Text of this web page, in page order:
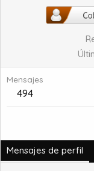
Mensajes
494
Mensajes de perfil